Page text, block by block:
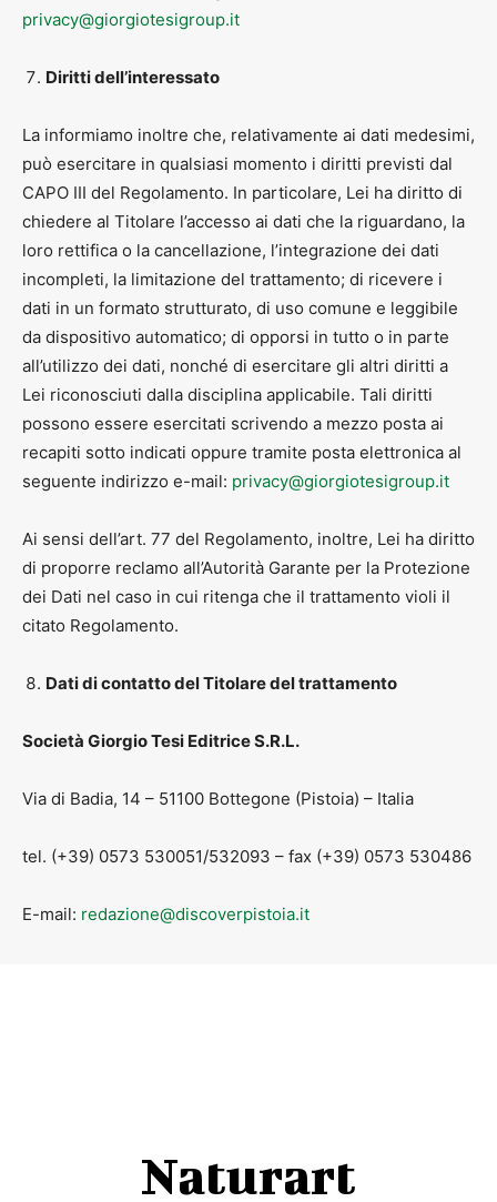
privacy@giorgiotesigroup.it
Diritti dell’interessato
La informiamo inoltre che, relativamente ai dati medesimi,
può esercitare in qualsiasi momento i diritti previsti dal
CAPO III del Regolamento. In particolare, Lei ha diritto di
chiedere al Titolare l’accesso ai dati che la riguardano, la
loro rettifica o la cancellazione, l’integrazione dei dati
incompleti, la limitazione del trattamento; di ricevere i
dati in un formato strutturato, di uso comune e leggibile
da dispositivo automatico; di opporsi in tutto o in parte
all’utilizzo dei dati, nonché di esercitare gli altri diritti a
Lei riconosciuti dalla disciplina applicabile. Tali diritti
possono essere esercitati scrivendo a mezzo posta ai
recapiti sotto indicati oppure tramite posta elettronica al
seguente indirizzo e-mail: privacy@giorgiotesigroup.it
Ai sensi dell’art. 77 del Regolamento, inoltre, Lei ha diritto
di proporre reclamo all’Autorità Garante per la Protezione
dei Dati nel caso in cui ritenga che il trattamento violi il
citato Regolamento.
Dati di contatto del Titolare del trattamento
Società Giorgio Tesi Editrice S.R.L.
Via di Badia, 14 – 51100 Bottegone (Pistoia) – Italia
tel. (+39) 0573 530051/532093 – fax (+39) 0573 530486
E-mail: redazione@discoverpistoia.it
Naturart